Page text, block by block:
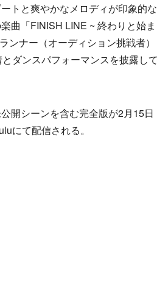
トと爽やかなメロディが印象的な
曲「FINISH LINE ~ 終わりと始ま
ンナー（オーディション挑戦者）
ダンスパフォーマンスを披露して
開シーンを含む完全版が2月15日
にて配信される。